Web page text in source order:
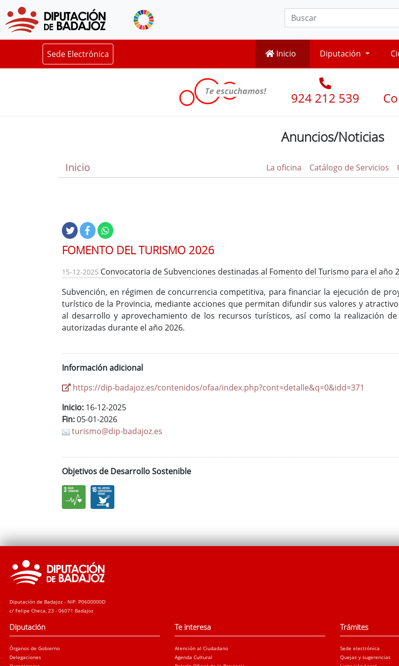
Sede Electrónica Inicio Diputación
924 212 539
Anuncios/Noticias
Inicio La oficina Catálogo de Servicios
FOMENTO DEL TURISMO 2026
15-12-2025 Convocatoria de Subvenciones destinadas al Fomento del Turismo para el año
Subvención, en régimen de concurrencia competitiva, para financiar la ejecución de
turístico de la Provincia, mediante acciones que permitan difundir sus valores y
al desarrollo y aprovechamiento de los recursos turísticos, así como la realización
autorizadas durante el año 2026.
Información adicional
https://dip-badajoz.es/contenidos/ofaa/index.php?cont=detalle&q=0&idd=371
Inicio:16-12-2025
Fin:05-01-2026
turismo@dip-badajoz.es
Objetivos de Desarrollo Sostenible
Diputación de Badajoz - NIF: P0600000D
c/ Felipe Checa, 23 - 06071 Badajoz
Diputación
Órganos de Gobierno
Delegaciones
Te interesa
Atención al Ciudadano
Agenda Cultural
Trámites
Sede electrónica
Quejas y sugerencias